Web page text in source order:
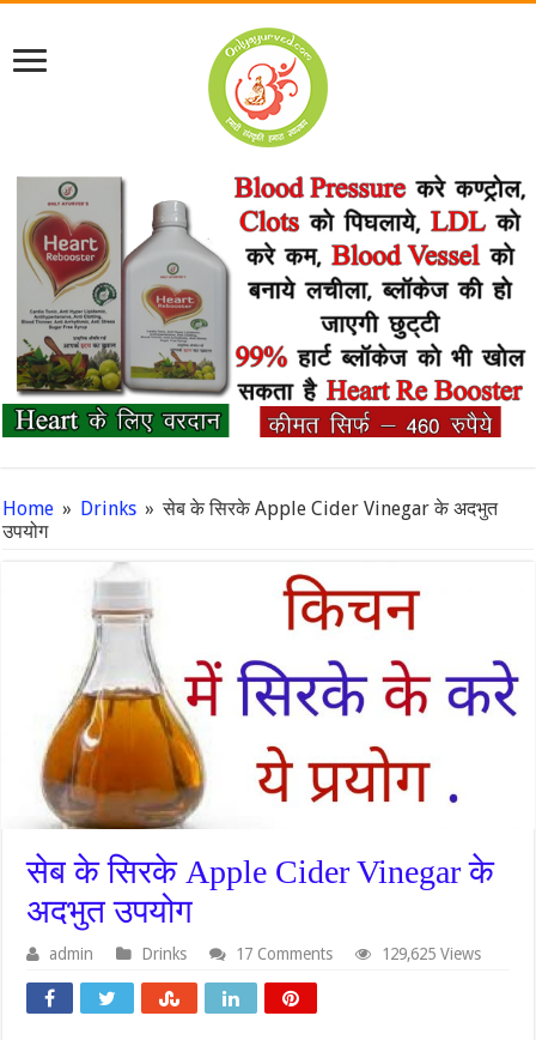
Home » Drinks » सेब के सिरके Apple Cider Vinegar के अदभुत
उपयोग
सेब के सिरके Apple Cider Vinegar के
अदभुत उपयोग
admin Drinks 17 Comments 129,625 Views